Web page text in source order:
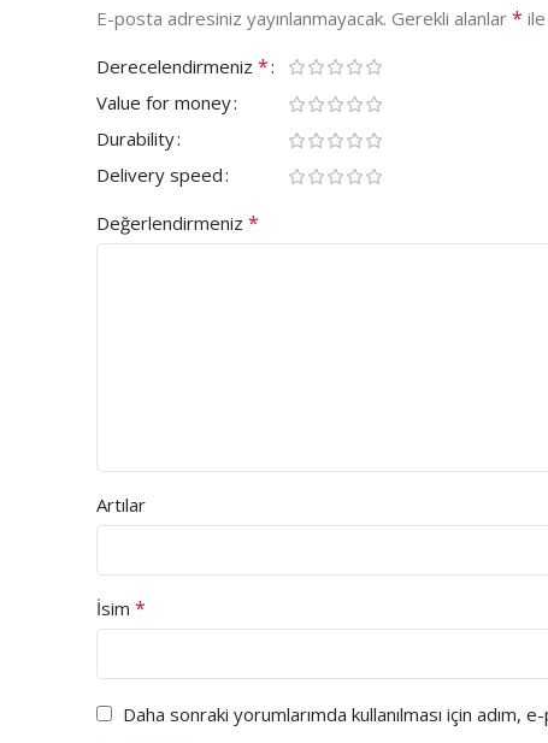
E-posta adresiniz yayınlanmayacak. Gerekli alanlar *
Derecelendirmeniz *
Value for money
Durability
Delivery speed
Değerlendirmeniz *
Artılar
İsim *
Daha sonraki yorumlarımda kullanılması için